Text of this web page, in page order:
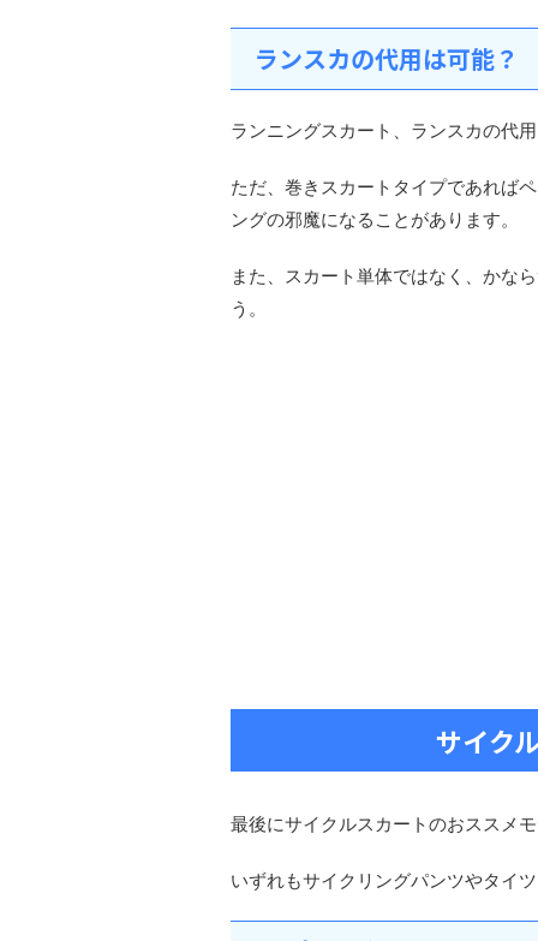
ランスカの代用は可能？
ランニングスカート、ランスカの代
ただ、巻きスカートタイプであれば
ングの邪魔になることがあります。
また、スカート単体ではなく、かな
う。
サイク
最後にサイクルスカートのおススメ
いずれもサイクリングパンツやタイ